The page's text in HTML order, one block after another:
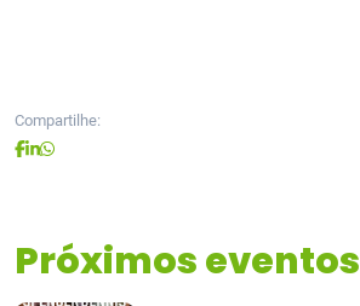
Compartilhe:
Próximos eventos